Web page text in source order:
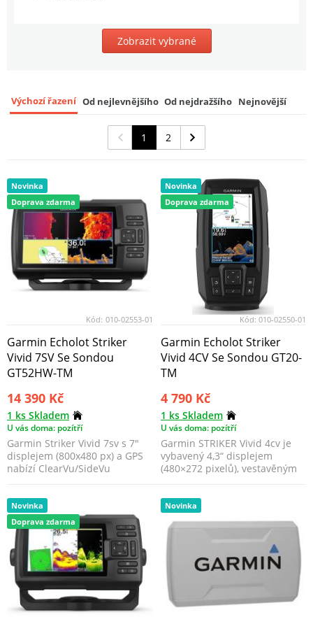
Zobrazit vybrané
Výchozí řazení Od nejlevnějšího Od nejdražšího Nejnovější
1 2
Novinka
Doprava zdarma
Kód: 010-02553-01
Garmin Echolot Striker
Vivid 7SV Se Sondou
GT52HW-TM
14 390 Kč
1 ks Skladem
U vás doma: pozítří
Garmin Striker Vivid 7sv s 7"
displejem (800x480 px) a GPS
nabízí ClearVu/SideVu
Novinka
Doprava zdarma
Kód: 010-02550-01
Garmin Echolot Striker
Vivid 4CV Se Sondou GT20-
TM
4 790 Kč
1 ks Skladem
U vás doma: pozítří
Garmin STRIKER Vivid 4cv je
vybavený 4,3“ displejem
(480×272 pixelů), vestavěným
Novinka
Doprava zdarma
Novinka